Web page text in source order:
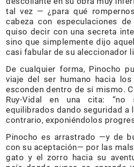
tal vez — ¿para qué
cabeza con especulaciones
quiso decir con una secreta
sino que simplemente dijo
casi fabular de su aleccionador
De cualquier forma, Pinocho
viaje del ser humano hacia
esconden dentro de sí mismo.
Ruy-Vidal en una cita: “no
equilibrados dando seguridad a
contrario, exponiéndolos
Pinocho es arrastrado —y de
con su aceptación— por las
gato y el zorro hacia su